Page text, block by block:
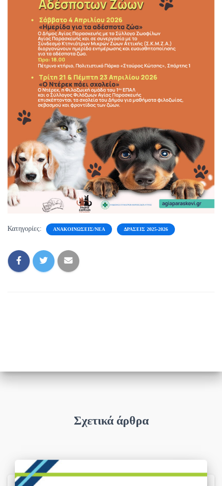
Κατηγορίες: ΑΝΑΚΟΙΝΏΣΕΙΣ/ΝΈΑ ΔΡΆΣΕΙΣ 2025-2026
Σχετικά άρθρα